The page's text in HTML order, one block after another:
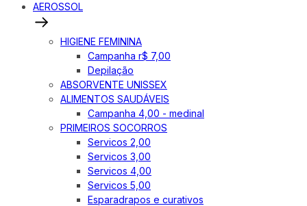
AEROSSOL
HIGIENE FEMININA
Campanha r$ 7,00
Depilação
ABSORVENTE UNISSEX
ALIMENTOS SAUDÁVEIS
Campanha 4,00 - medinal
PRIMEIROS SOCORROS
Servicos 2,00
Servicos 3,00
Servicos 4,00
Servicos 5,00
Esparadrapos e curativos